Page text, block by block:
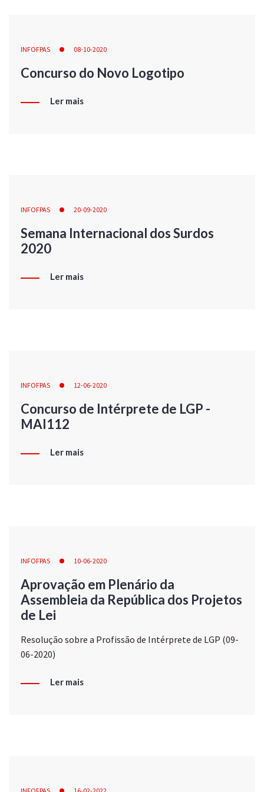
INFOFPAS 08-10-2020
Concurso do Novo Logotipo
Ler mais
INFOFPAS 20-09-2020
Semana Internacional dos Surdos
2020
Ler mais
INFOFPAS 12-06-2020
Concurso de Intérprete de LGP -
MAI112
Ler mais
INFOFPAS 10-06-2020
Aprovação em Plenário da
Assembleia da República dos Projetos
de Lei
Resolução sobre a Profissão de Intérprete de LGP (09-
06-2020)
Ler mais